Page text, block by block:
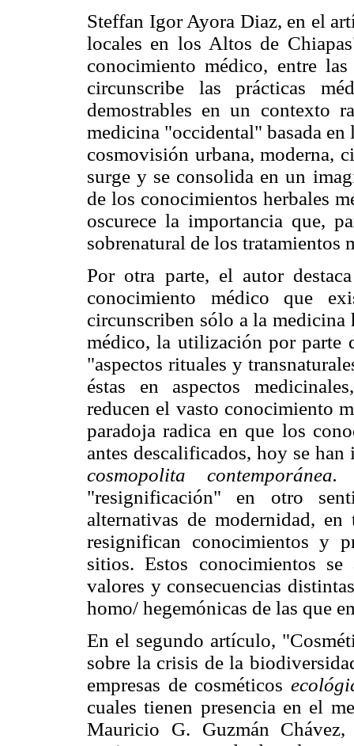
Steffan Igor Ayora Diaz, en el
locales en los Altos de
conocimiento médico, entre
circunscribe las prácticas
demostrables en un contexto
medicina "occidental" basada
cosmovisión urbana, moderna,
surge y se consolida en un
de los conocimientos herbales
oscurece la importancia que,
sobrenatural de los tratamientos
Por otra parte, el autor
conocimiento médico que
circunscriben sólo a la medicina
médico, la utilización por parte
"aspectos rituales y
éstas en aspectos
reducen el vasto conocimiento
paradoja radica en que los
antes descalificados, hoy se
cosmopolita contemporánea.
"resignificación" en otro
alternativas de modernidad,
resignifican conocimientos y
sitios. Estos conocimientos se
valores y consecuencias
homo/ hegemónicas de las que
En el segundo artículo,
sobre la crisis de la
empresas de cosméticos
cuales tienen presencia en el
Mauricio G. Guzmán